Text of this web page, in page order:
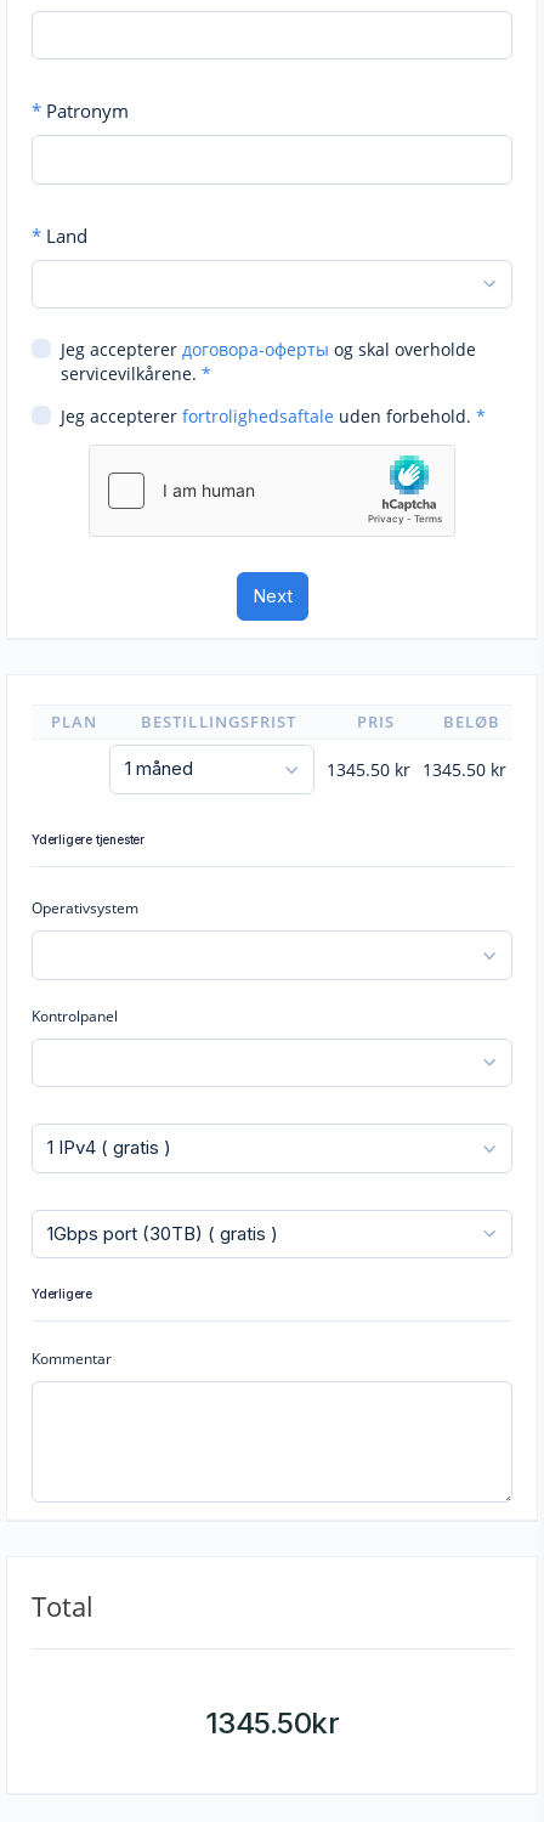
* Patronym
* Land
Jeg accepterer договора-оферты og skal overholde
servicevilkårene. *
Jeg accepterer fortrolighedsaftale uden forbehold. *
PLAN BESTILLINGSFRIST PRIS BELØB
1345.50 kr 1345.50 kr
Yderligere tjenester
Operativsystem
Kontrolpanel
Yderligere
Kommentar
Total
1345.50kr